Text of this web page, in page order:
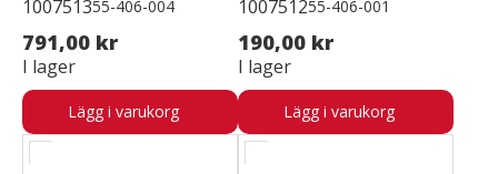
100751355-406-004
791,00 kr
I lager
Lägg i varukorg
100751255-406-001
190,00 kr
I lager
Lägg i varukorg